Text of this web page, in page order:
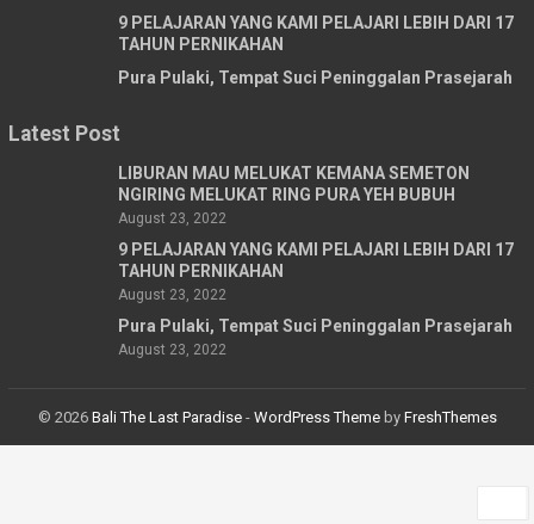
9 PELAJARAN YANG KAMI PELAJARI LEBIH DARI 17
TAHUN PERNIKAHAN
Pura Pulaki, Tempat Suci Peninggalan Prasejarah
Latest Post
LIBURAN MAU MELUKAT KEMANA SEMETON
NGIRING MELUKAT RING PURA YEH BUBUH
August 23, 2022
9 PELAJARAN YANG KAMI PELAJARI LEBIH DARI 17
TAHUN PERNIKAHAN
August 23, 2022
Pura Pulaki, Tempat Suci Peninggalan Prasejarah
August 23, 2022
© 2026 Bali The Last Paradise- WordPress Themeby FreshThemes